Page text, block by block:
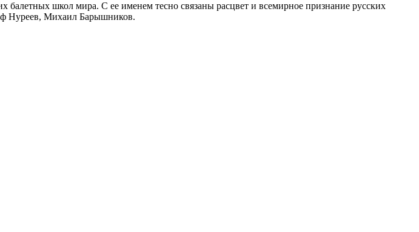
школ мира. С ее именем тесно связаны расцвет и всемирное признание русских
Нуреев, Михаил Барышников.